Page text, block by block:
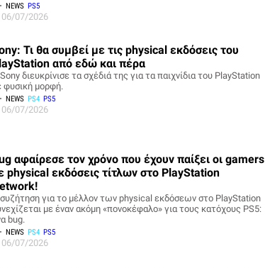
NEWS PS5
06/07/2026
Τι θα συμβεί με τις physical εκδόσεις του
από εδώ και πέρα
διευκρίνισε τα σχέδιά της για τα παιχνίδια του PlayStation
φυσική μορφή.
NEWS PS4 PS5
06/07/2026
αφαίρεσε τον χρόνο που έχουν παίξει οι gamers
physical εκδόσεις τίτλων στο PlayStation
για το μέλλον των physical εκδόσεων στο PlayStation
με έναν ακόμη «πονοκέφαλο» για τους κατόχους PS5:
bug.
NEWS PS4 PS5
06/07/2026